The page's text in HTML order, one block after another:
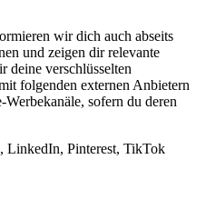
wir dich auch abseits
und zeigen dir relevante
deine verschlüsselten
folgenden externen Anbietern
sofern du deren
LinkedIn, Pinterest, TikTok